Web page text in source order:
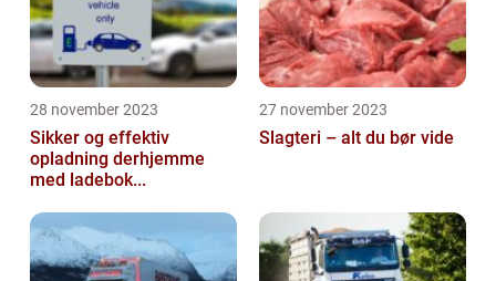
28 november 2023
Sikker og effektiv
opladning derhjemme
med ladebok...
27 november 2023
Slagteri – alt du bør vide